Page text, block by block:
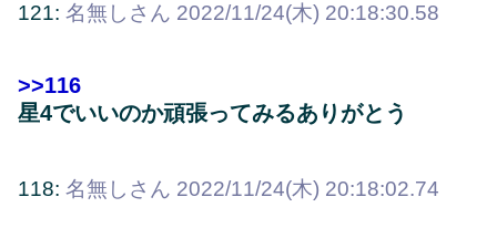
121: 名無しさん 2022/11/24(木) 20:18:30.58
>>116
星4でいいのか頑張ってみるありがとう
118: 名無しさん 2022/11/24(木) 20:18:02.74